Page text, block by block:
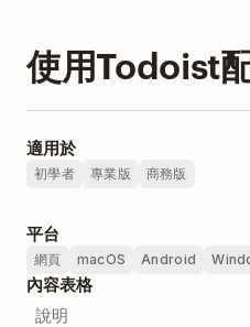
使用Todoist
適用於
初學者 專業版 商務版
平台
網頁 macOS Android
內容表格
說明